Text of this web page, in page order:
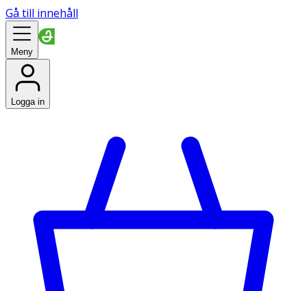
Gå till innehåll
Meny
Logga in